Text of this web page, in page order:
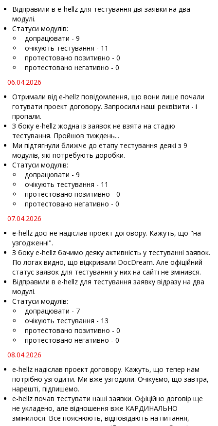
Відправили в e-hellz для тестування дві заявки на два
модулі.
Статуси модулів:
допрацювати - 9
очікують тестування - 11
протестовано позитивно - 0
протестовано негативно - 0
06.04.2026
Отримали від e-hellz повідомлення, що вони лише почали
готувати проект договору. Запросили наші реквізити - і
пропали.
З боку e-hellz жодна із заявок не взята на стадію
тестування. Пройшов тиждень...
Ми підтягнули ближче до етапу тестування деякі з 9
модулів, які потребують доробки.
Статуси модулів:
допрацювати - 9
очікують тестування - 11
протестовано позитивно - 0
протестовано негативно - 0
07.04.2026
e-hellz досі не надіслав проект договору. Кажуть, що "на
узгодженні".
З боку e-hellz бачимо деяку активність у тестуванні заявок.
По логах видно, що відкривали DocDream. Але офіційний
статус заявок для тестування у них на сайті не змінився.
Відправили в e-hellz для тестування заявку відразу на два
модулі.
Статуси модулів:
допрацювати - 7
очікують тестування - 13
протестовано позитивно - 0
протестовано негативно - 0
08.04.2026
e-hellz надіслав проект договору. Кажуть, що тепер нам
потрібно узгодити. Ми вже узгодили. Очікуємо, що завтра,
нарешті, підпишемо.
e-hellz почав тестувати наші заявки. Офіційно договір ще
не укладено, але відношення вже КАРДИНАЛЬНО
змінилося. Все пояснюють, відповідають на питання,